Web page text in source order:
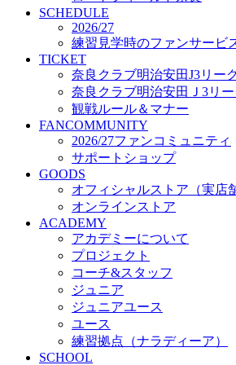
プロジェクト
コーチ&スタッフ
ジュニア
ジュニアユース
ユース
練習拠点（ナラディーア）
SCHOOL
CLUB
2026/27 パートナー企業
パートナー募集
クラブ理念
クラブ情報
サステナビリティ
Web制作支援
応援プロジェクト
SCHEDULE
2026/27
練習見学時のファンサービ
TICKET
奈良クラブ明治安田J3リー
奈良クラブ明治安田Ｊ3リー
観戦ルール＆マナー
FANCOMMUNITY
2026/27ファンコミュニティ
サポートショップ
GOODS
オフィシャルストア（実店
オンラインストア
ACADEMY
アカデミーについて
プロジェクト
コーチ&スタッフ
ジュニア
ジュニアユース
ユース
練習拠点（ナラディーア）
SCHOOL